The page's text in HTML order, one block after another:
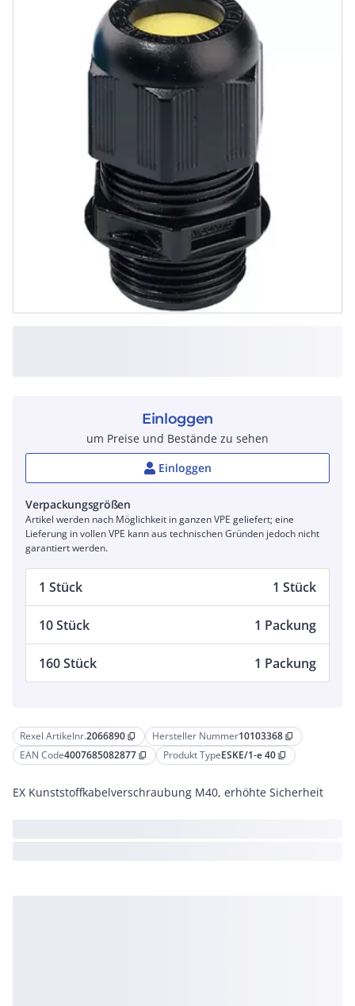
Rexel Artikelnr.2066890 content_copy Hersteller Nummer10103368 content_copy
EAN Code4007685082877 content_copy Produkt TypeESKE/1-e 40 content_copy
EX Kunststoffkabelverschraubung M40, erhöhte Sicherheit
Einloggen
um Preise und Bestände zu sehen
Einloggen
Verpackungsgrößen
Artikel werden nach Möglichkeit in ganzen VPE geliefert; eine
Lieferung in vollen VPE kann aus technischen Gründen jedoch nicht
garantiert werden.
1 Stück 1 Stück
10 Stück 1 Packung
160 Stück 1 Packung